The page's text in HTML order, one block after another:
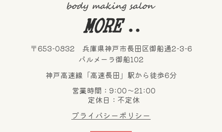
〒653-0832 兵庫県神戸市長田区御船通2-3-6
パルメーラ御船102
神戸高速線「高速長田」駅から徒歩6分
営業時間：9:00～21:00
定休日：不定休
プライバシーポリシー